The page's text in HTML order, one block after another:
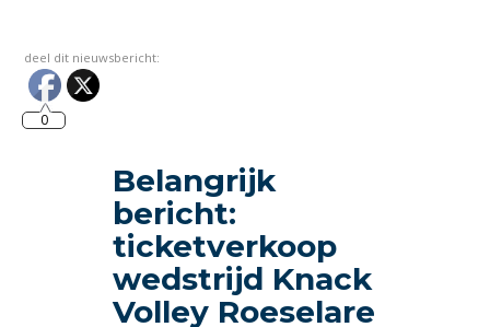
deel dit nieuwsbericht:
0
Belangrijk
bericht:
ticketverkoop
wedstrijd Knack
Volley Roeselare